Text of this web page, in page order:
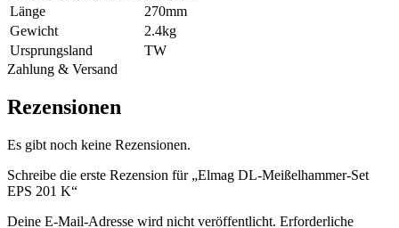
Länge
270mm
Gewicht
2.4kg
Ursprungsland
TW
Zahlung & Versand
Rezensionen
Es gibt noch keine Rezensionen.
Schreibe die erste Rezension für „Elmag DL-Meißelhammer-Set
EPS 201 K“
Deine E-Mail-Adresse wird nicht veröffentlicht. Erforderliche